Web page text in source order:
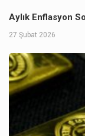
Aylık Enflasyon
27 Şubat 2026